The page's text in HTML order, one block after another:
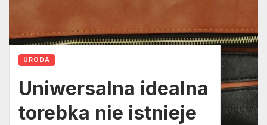
URODA
Uniwersalna idealna
torebka nie istnieje